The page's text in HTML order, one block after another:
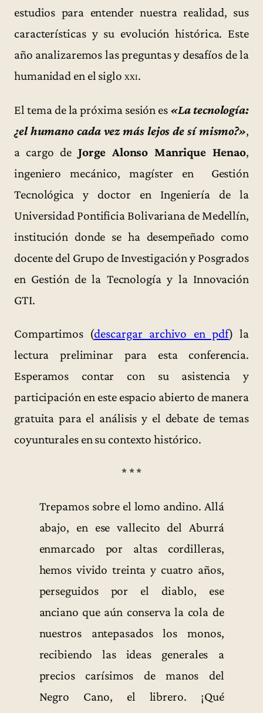
estudios para entender nuestra realidad, sus
características y su evolución histórica. Este
año analizaremos las preguntas y desafíos de la
humanidad en el siglo xxi.
El tema de la próxima sesión es «La tecnología:
¿el humano cada vez más lejos de sí mismo?»,
a cargo de Jorge Alonso Manrique Henao,
ingeniero mecánico, magíster en Gestión
Tecnológica y doctor en Ingeniería de la
Universidad Pontificia Bolivariana de Medellín,
institución donde se ha desempeñado como
docente del Grupo de Investigación y Posgrados
en Gestión de la Tecnología y la Innovación
GTI.
Compartimos (descargar archivo en pdf) la
lectura preliminar para esta conferencia.
Esperamos contar con su asistencia y
participación en este espacio abierto de manera
gratuita para el análisis y el debate de temas
coyunturales en su contexto histórico.
* * *
Trepamos sobre el lomo andino. Allá
abajo, en ese vallecito del Aburrá
enmarcado por altas cordilleras,
hemos vivido treinta y cuatro años,
perseguidos por el diablo, ese
anciano que aún conserva la cola de
nuestros antepasados los monos,
recibiendo las ideas generales a
precios carísimos de manos del
Negro Cano, el librero. ¡Qué